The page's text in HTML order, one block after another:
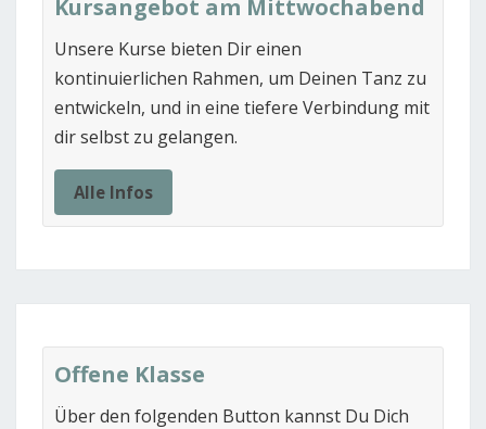
Kursangebot am Mittwochabend
Unsere Kurse bieten Dir einen
kontinuierlichen Rahmen, um Deinen Tanz zu
entwickeln, und in eine tiefere Verbindung mit
dir selbst zu gelangen.
Alle Infos
Offene Klasse
Über den folgenden Button kannst Du Dich